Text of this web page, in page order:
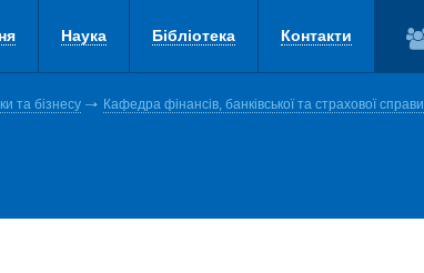
Наука Бібліотека Контакти
та бізнесу Кафедра фінансів, банківської та страхової справи